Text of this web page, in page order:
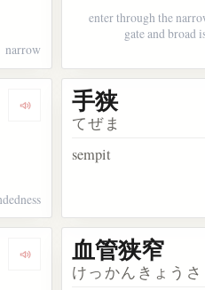
narrow
enter through the
gate and broad
Dengarkan kosakata 偏狭
手狭
てぜま
sempit
Dengarkan kosakata 籬
血管狭窄
けっかんきょうさ